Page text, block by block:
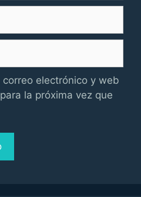
electrónico y web
la próxima vez que